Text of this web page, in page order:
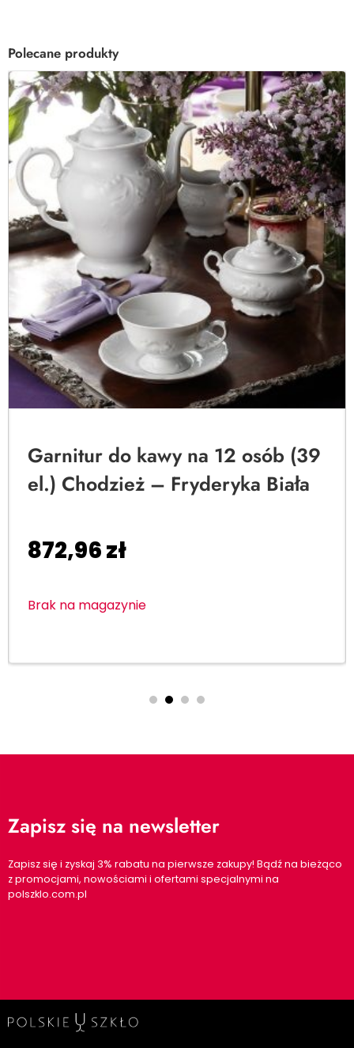
Polecane produkty
Garnitur do kawy na 12 osób (39
el.) Chodzież – Fryderyka Biała
872,96zł
Brak na magazynie
Zapisz się na newsletter
Zapisz się i zyskaj 3% rabatu na pierwsze zakupy! Bądź na bieżąco
z promocjami, nowościami i ofertami specjalnymi na
polszklo.com.pl